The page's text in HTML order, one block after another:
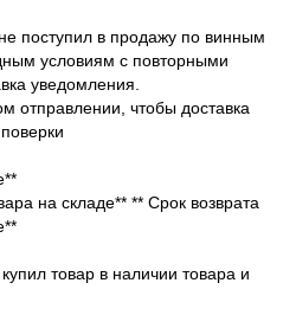
поступил в продажу по винным
условиям с повторными
уведомления.
отправлении, чтобы доставка
на складе** ** Срок возврата
товар в наличии товара и